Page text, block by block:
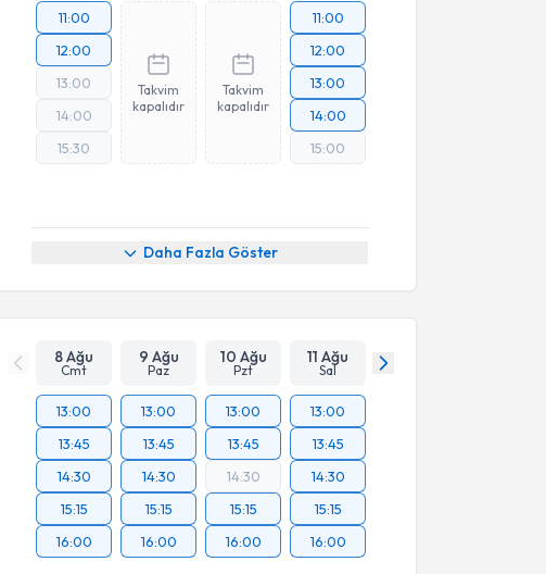
11:00
12:00
13:00
14:00
15:30
Takvim
kapalıdır
Takvim
kapalıdır
11:00
12:00
13:00
14:00
15:00
Daha Fazla Göster
8 Ağu
Cmt
9 Ağu
Paz
10 Ağu
Pzt
11 Ağu
Sal
13:00
13:45
14:30
15:15
16:00
13:00
13:45
14:30
15:15
16:00
13:00
13:45
14:30
15:15
16:00
13:00
13:45
14:30
15:15
16:00